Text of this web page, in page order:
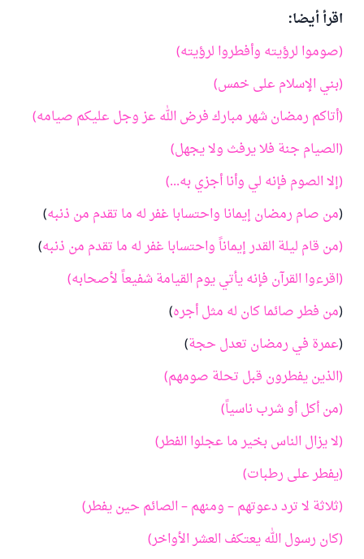
اقرأ أيضا:
(صوموا لرؤيته وأفطروا لرؤيته)
(بني الإسلام على خمس)
(أتاكم رمضان شهر مبارك فرض الله عز وجل عليكم صيامه)
(الصيام جنة فلا يرفث ولا يجهل)
(إلا الصوم فإنه لي وأنا أجزي به...)
(من صام رمضان إيمانا واحتسابا غفر له ما تقدم من ذنبه)
(من قام ليلة القدر إيماناً واحتسابا غفر له ما تقدم من ذنبه)
(اقرءوا القرآن فإنه يأتي يوم القيامة شفيعاً لأصحابه)
(من فطر صائما كان له مثل أجره)
(عمرة في رمضان تعدل حجة)
(الذين يفطرون قبل تحلة صومهم)
(من أكل أو شرب ناسياً)
(لا يزال الناس بخير ما عجلوا الفطر)
(يفطر على رطبات)
(ثلاثة لا ترد دعوتهم – ومنهم – الصائم حين يفطر)
(كان رسول الله يعتكف العشر الأواخر)